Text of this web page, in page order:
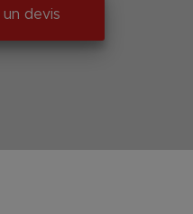
un devis